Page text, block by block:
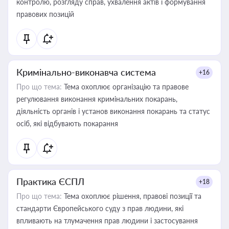
контролю, розгляду справ, ухвалення актів і формування
правових позицій
Кримінально-виконавча система +16
Про що тема: Тема охоплює організацію та правове
регулювання виконання кримінальних покарань,
діяльність органів і установ виконання покарань та статус
осіб, які відбувають покарання
Практика ЄСПЛ +18
Про що тема: Тема охоплює рішення, правові позиції та
стандарти Європейського суду з прав людини, які
впливають на тлумачення прав людини і застосування